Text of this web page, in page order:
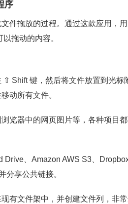
序
件拖放的过程。通过这款应用，
拖动的内容。
⇧ Shift 键，然后将文件放置到光标
动所有文件。
览器中的网页图片等，各种项目
、Amazon AWS S3、Dropbox
分享公共链接。
有文件架中，并创建文件列，非